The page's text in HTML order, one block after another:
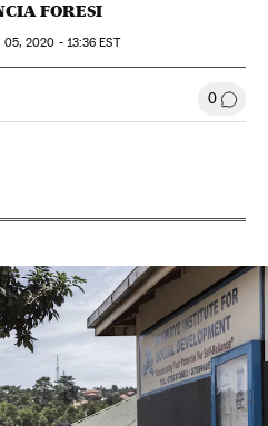
FORESI
05, 2020 - 13:36 EST
Sociales 0